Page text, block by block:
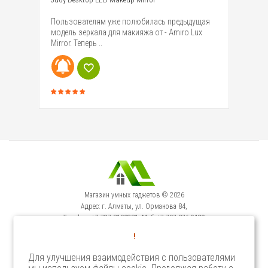
Пользователям уже полюбилась предыдущая
модель зеркала для макияжа от - Amiro Lux
Mirror. Теперь ..
Магазин умных гаджетов © 2026
Адрес: г. Алматы, ул. Орманова 84,
Телефон: +7-727-3100231, Моб: +7-707-376-9129
Сервисный Центр: г. Алматы, ул. Орманова 84.
!
Для улучшения взаимодействия с пользователями